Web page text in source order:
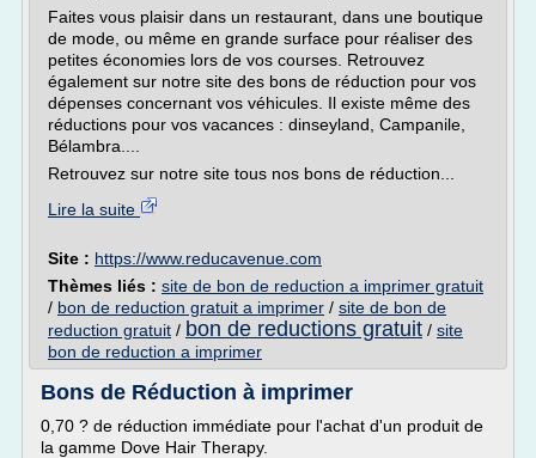
Faites vous plaisir dans un restaurant, dans une boutique
de mode, ou même en grande surface pour réaliser des
petites économies lors de vos courses. Retrouvez
également sur notre site des bons de réduction pour vos
dépenses concernant vos véhicules. Il existe même des
réductions pour vos vacances : dinseyland, Campanile,
Bélambra....
Retrouvez sur notre site tous nos bons de réduction...
Lire la suite
Site : https://www.reducavenue.com
Thèmes liés : site de bon de reduction a imprimer gratuit
/ bon de reduction gratuit a imprimer / site de bon de
reduction gratuit / bon de reductions gratuit / site
bon de reduction a imprimer
Bons de Réduction à imprimer
0,70 ? de réduction immédiate pour l'achat d'un produit de
la gamme Dove Hair Therapy.